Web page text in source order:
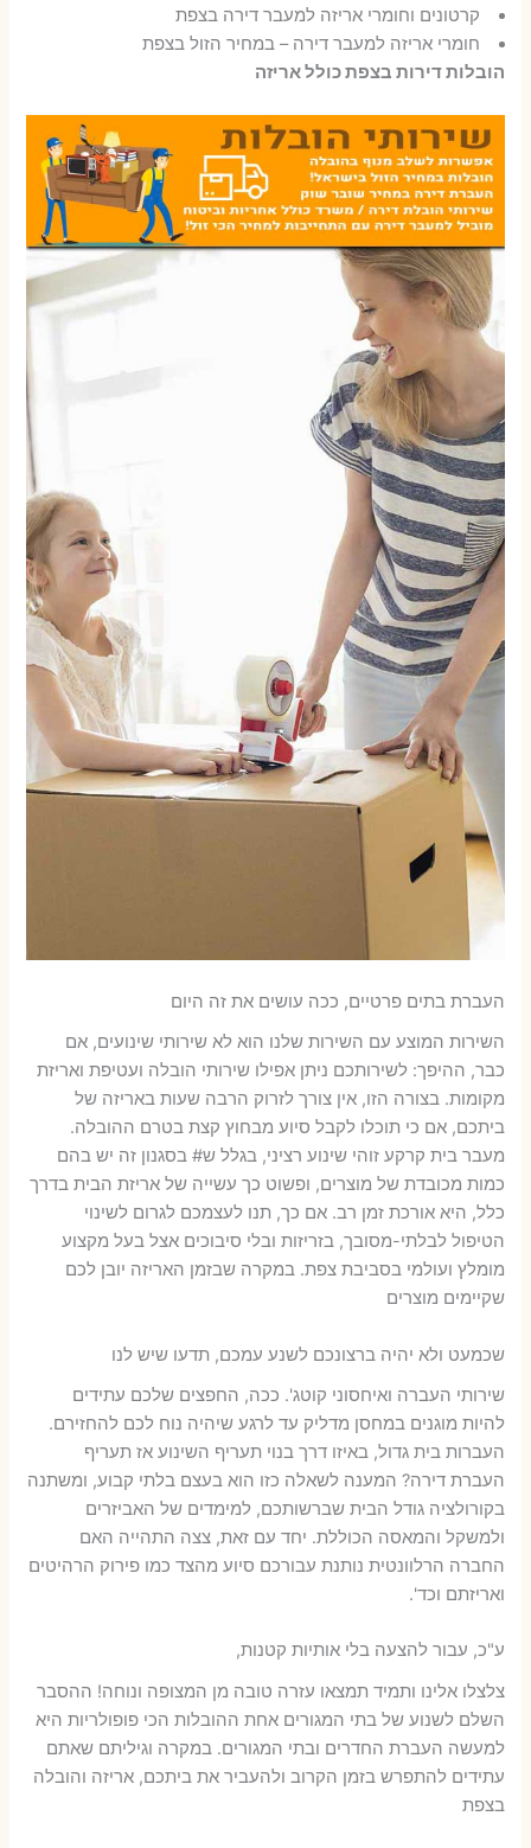
קרטונים וחומרי אריזה למעבר דירה בצפת
חומרי אריזה למעבר דירה – במחיר הזול בצפת
הובלות דירות בצפת כולל אריזה
העברת בתים פרטיים, ככה עושים את זה היום
השירות המוצע עם השירות שלנו הוא לא שירותי שינועים, אם
כבר, ההיפך: לשירותכם ניתן אפילו שירותי הובלה ועטיפת ואריזת
מקומות. בצורה הזו, אין צורך לזרוק הרבה שעות באריזה של
ביתכם, אם כי תוכלו לקבל סיוע מבחוץ קצת בטרם ההובלה.
מעבר בית קרקע זוהי שינוע רציני, בגלל ש# בסגנון זה יש בהם
כמות מכובדת של מוצרים, ופשוט כך עשייה של אריזת הבית בדרך
כלל, היא אורכת זמן רב. אם כך, תנו לעצמכם לגרום לשינוי
הטיפול לבלתי-מסובך, בזריזות ובלי סיבוכים אצל בעל מקצוע
מומלץ ועולמי בסביבת צפת. במקרה שבזמן האריזה יובן לכם
שקיימים מוצרים
שכמעט ולא יהיה ברצונכם לשנע עמכם, תדעו שיש לנו
שירותי העברה ואיחסוני קוטג'. ככה, החפצים שלכם עתידים
להיות מוגנים במחסן מדליק עד לרגע שיהיה נוח לכם להחזירם.
העברות בית גדול, באיזו דרך בנוי תעריף השינוע אז תעריף
העברת דירה? המענה לשאלה כזו הוא בעצם בלתי קבוע, ומשתנה
בקורולציה גודל הבית שברשותכם, למימדים של האביזרים
ולמשקל והמאסה הכוללת. יחד עם זאת, צצה התהייה האם
החברה הרלוונטית נותנת עבורכם סיוע מהצד כמו פירוק הרהיטים
ואריזתם וכד'.
ע"כ, עבור להצעה בלי אותיות קטנות,
צלצלו אלינו ותמיד תמצאו עזרה טובה מן המצופה ונוחה! ההסבר
השלם לשנוע של בתי המגורים אחת ההובלות הכי פופולריות היא
למעשה העברת החדרים ובתי המגורים. במקרה וגיליתם שאתם
עתידים להתפרש בזמן הקרוב ולהעביר את ביתכם, אריזה והובלה
בצפת